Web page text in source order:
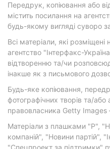
Передрук, копіювання або
містить посилання на
будь-якому вигляді суворо
Всі матеріали, які
агентство "Інтерфакс-
відтворенню та/чи
інакше як з письмового
Будь-яке копіювання,
фотографічних творів та/або
правовласника Getty
Матеріали з плашками "Р",
компаній", "Новини партій",
"Спецпроект за підтримки"